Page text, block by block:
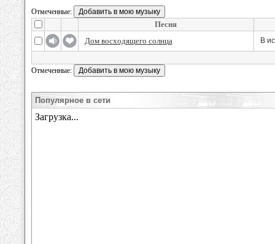
Отмеченные:
Песня
Дом восходящего солнца
В
Отмеченные:
Популярное в сети